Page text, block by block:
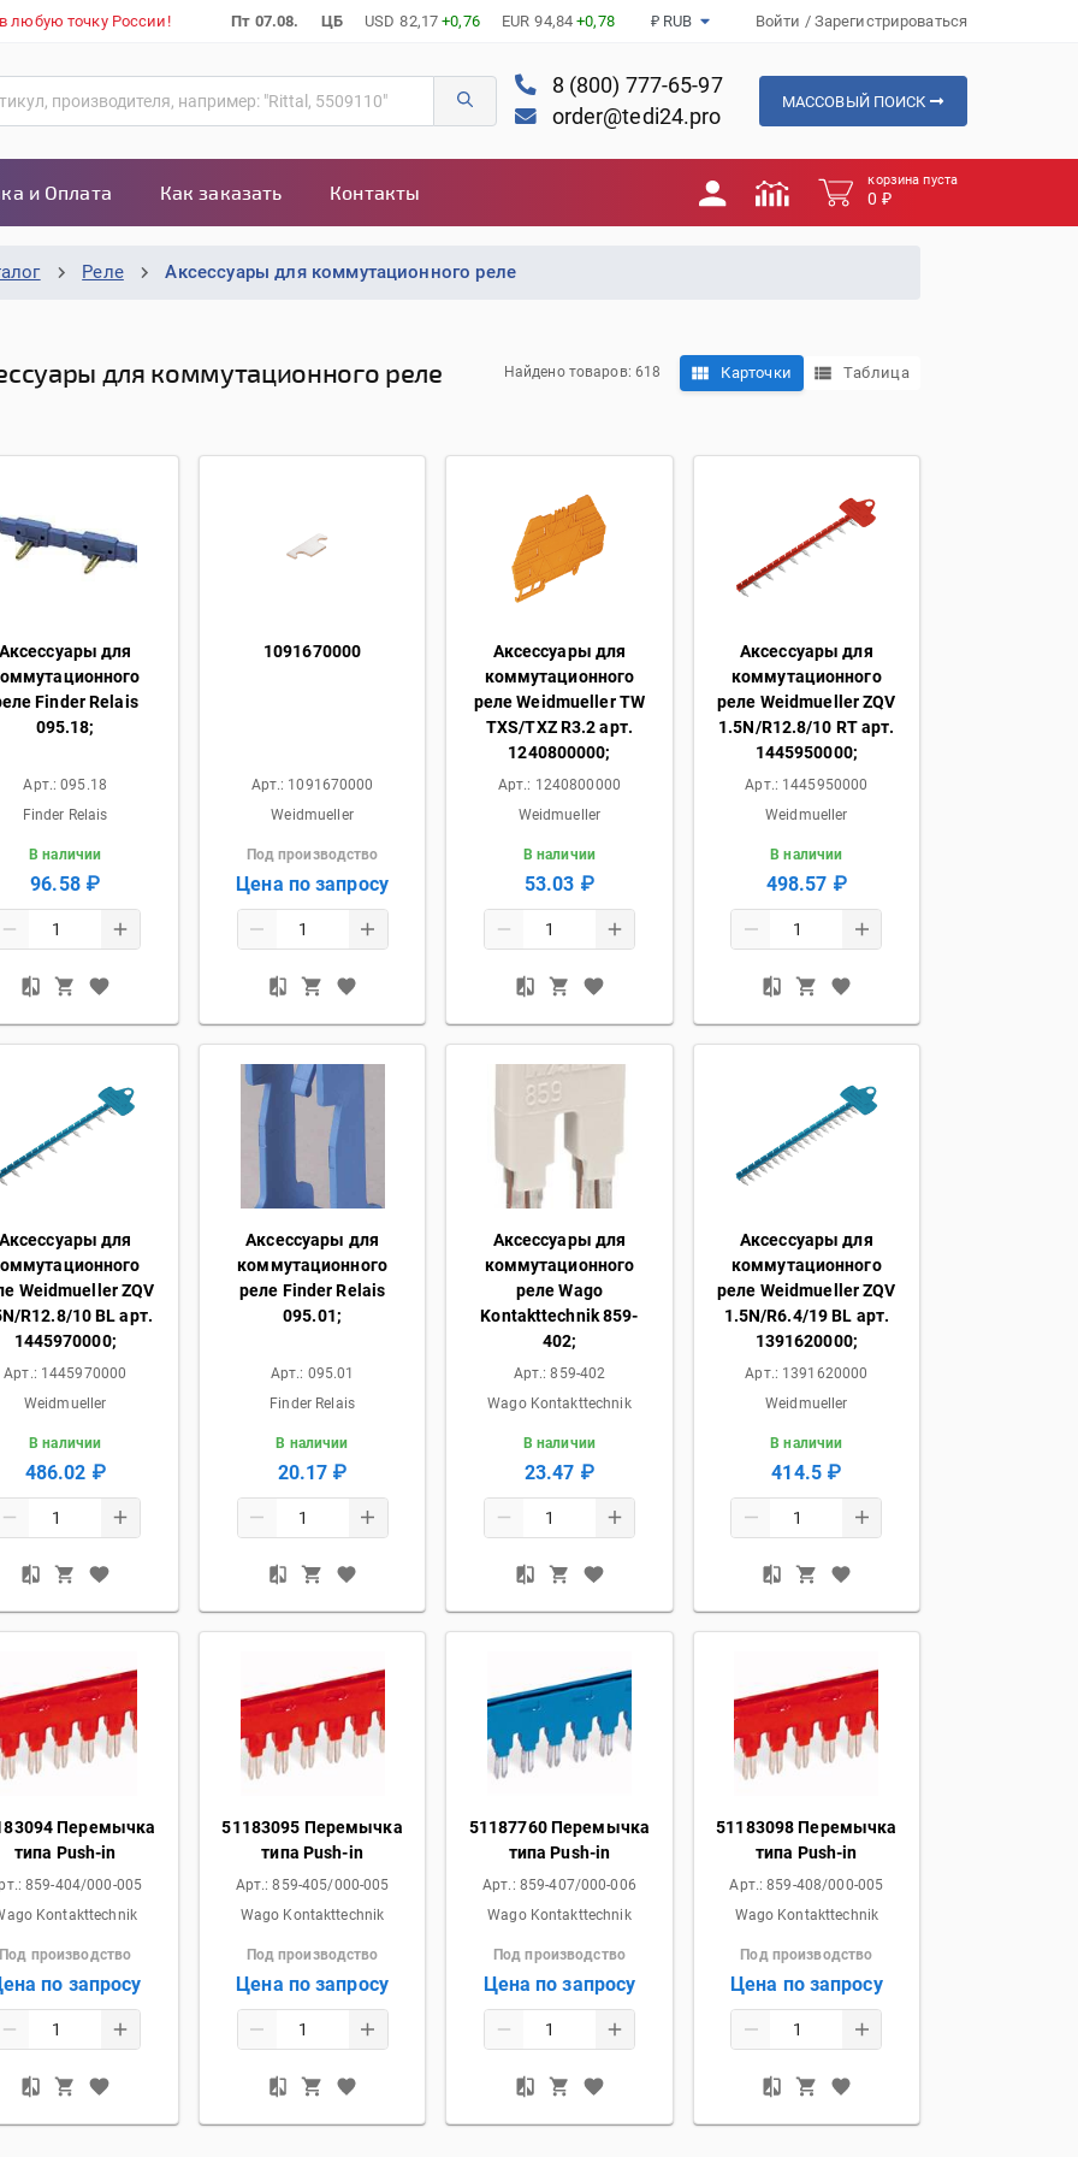
любую точку России! Пт 07.08. ЦБ USD 82,17 +0,76 EUR 94,84 +0,78 ₽ RUB Войти / Зарегистрироваться
8 (800) 777-65-97
order@tedi24.pro
МАССОВЫЙ ПОИСК
и Оплата Как заказать Контакты
корзина пуста
0 ₽
Реле Аксессуары для коммутационного реле
для коммутационного реле Найдено товаров: 618 Карточки Таблица
Аксессуары для
Finder Relais
095.18;
Арт.:095.18
Finder Relais
В наличии
96.58 ₽
1091670000
Арт.: 1091670000
Weidmueller
Под производство
Цена по запросу
Аксессуары для
коммутационного
реле Weidmueller TW
TXS/TXZ R3.2 арт.
1240800000;
Арт.: 1240800000
Weidmueller
В наличии
53.03 ₽
Аксессуары для
коммутационного
реле Weidmueller ZQV
1.5N/R12.8/10 RT арт.
1445950000;
Арт.: 1445950000
Weidmueller
В наличии
498.57 ₽
Аксессуары для
Weidmueller ZQV
R12.8/10 BL арт.
1445970000;
Арт.: 1445970000
Weidmueller
В наличии
486.02 ₽
Аксессуары для
коммутационного
реле Finder Relais
095.01;
Арт.: 095.01
Finder Relais
В наличии
20.17 ₽
Аксессуары для
коммутационного
реле Wago
Kontakttechnik 859-
402;
Арт.:859-402
Wago Kontakttechnik
В наличии
23.47 ₽
Аксессуары для
коммутационного
реле Weidmueller ZQV
1.5N/R6.4/19 BL арт.
1391620000;
Арт.: 1391620000
Weidmueller
В наличии
414.5 ₽
Перемычка
типа Push-in
859-404/000-005
Kontakttechnik
Под производство
по запросу
51183095 Перемычка
типа Push-in
Арт.:859-405/000-005
Wago Kontakttechnik
Под производство
Цена по запросу
51187760 Перемычка
типа Push-in
Арт.: 859-407/000-006
Wago Kontakttechnik
Под производство
Цена по запросу
51183098 Перемычка
типа Push-in
Арт.:859-408/000-005
Wago Kontakttechnik
Под производство
Цена по запросу